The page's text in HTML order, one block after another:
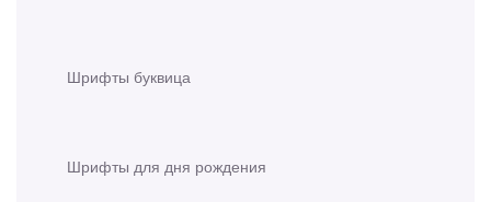
Шрифты буквица
Шрифты для дня рождения